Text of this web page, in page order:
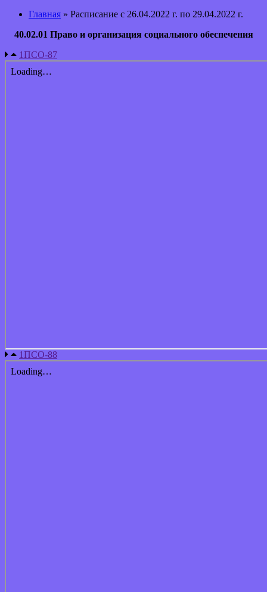
Главная » Расписание с 26.04.2022 г. по 29.04.2022 г.
40.02.01 Право и организация социального обеспечения
1ПСО-87
1ПСО-88